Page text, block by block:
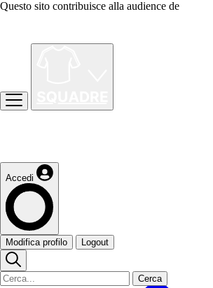
Questo sito contribuisce alla audience de
Accedi
Modifica profilo Logout
Cerca